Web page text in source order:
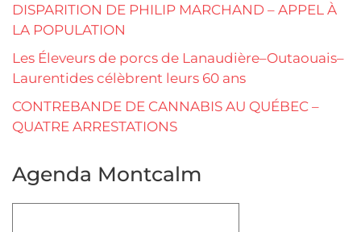
DISPARITION DE PHILIP MARCHAND – APPEL À
LA POPULATION
Les Éleveurs de porcs de Lanaudière–Outaouais–
Laurentides célèbrent leurs 60 ans
CONTREBANDE DE CANNABIS AU QUÉBEC –
QUATRE ARRESTATIONS
Agenda Montcalm